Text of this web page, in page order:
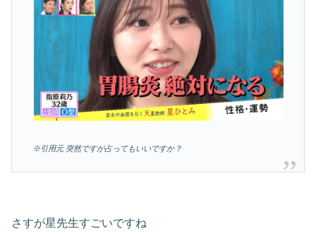
※引用元 突然ですが占ってもいいですか？
さすが星先生すごいですね